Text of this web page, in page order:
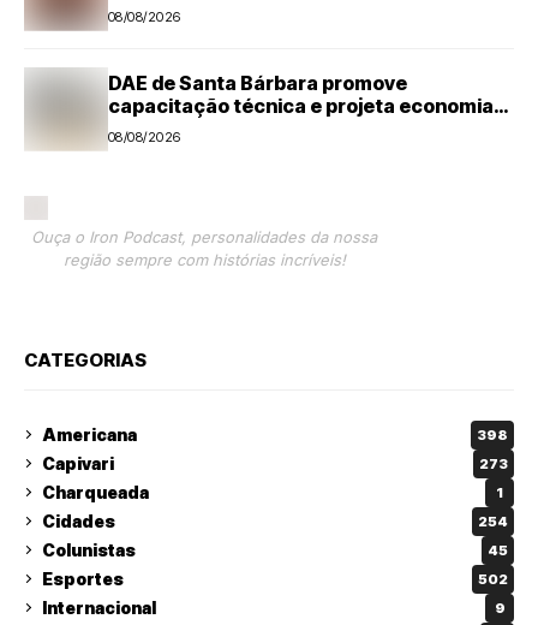
08/08/2026
DAE de Santa Bárbara promove
capacitação técnica e projeta economia
anual de mais de R$ 300 mil com eficiência
08/08/2026
Ouça o Iron Podcast, personalidades da nossa
região sempre com histórias incríveis!
CATEGORIAS
Americana 398
Capivari 273
Charqueada 1
Cidades 254
Colunistas 45
Esportes 502
Internacional 9